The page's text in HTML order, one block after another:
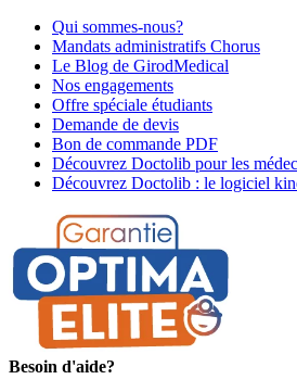
Qui sommes-nous?
Mandats administratifs Chorus
Le Blog de GirodMedical
Nos engagements
Offre spéciale étudiants
Demande de devis
Bon de commande PDF
Découvrez Doctolib pour les
Découvrez Doctolib : le logiciel
Besoin d'aide?